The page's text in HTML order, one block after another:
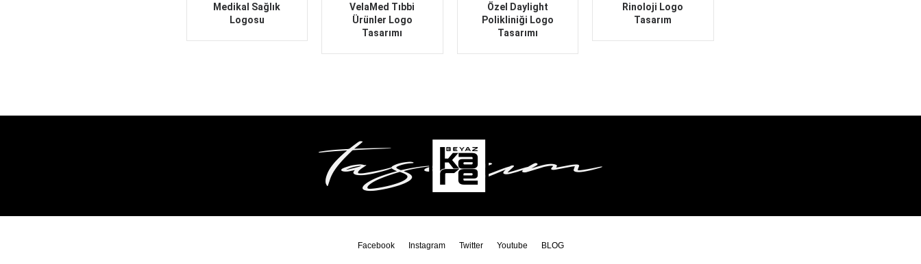
Medikal Sağlık
Logosu
VelaMed Tıbbi
Ürünler Logo
Tasarımı
Özel Daylight
Polikliniği Logo
Tasarımı
Rinoloji Logo
Tasarım
Facebook Instagram Twitter Youtube BLOG